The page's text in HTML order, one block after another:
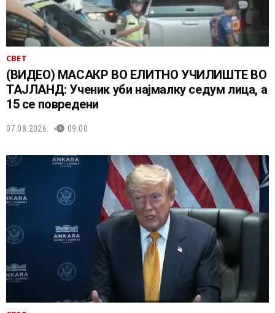
СВЕТ
(ВИДЕО) МАСАКР ВО ЕЛИТНО УЧИЛИШТЕ ВО
ТАЈЛАНД: Ученик уби најмалку седум лица, а
15 се повредени
07.08.2026. 09:00